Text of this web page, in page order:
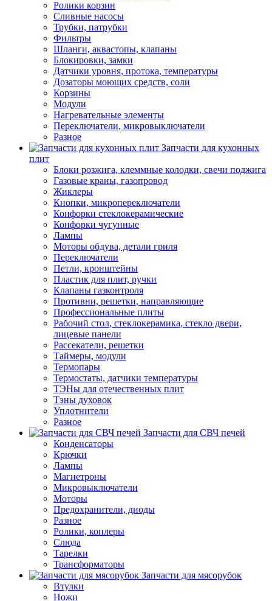
Ролики корзин
Сливные насосы
Трубки, патрубки
Фильтры
Шланги, аквастопы, клапаны
Блокировки, замки
Датчики уровня, протока, температуры
Дозаторы моющих средств, соли
Корзины
Модули
Нагревательные элементы
Переключатели, микровыключатели
Разное
Запчасти для кухонных
плит
Блоки розжига, клеммные колодки, свечи поджига
Газовые краны, газопровод
Жиклеры
Кнопки, микропереключатели
Конфорки стеклокерамические
Конфорки чугунные
Лампы
Моторы обдува, детали гриля
Переключатели
Петли, кронштейны
Пластик для плит, ручки
Клапаны газконтроля
Противни, решетки, направляющие
Профессиональные плиты
Рабочий стол, стеклокерамика, стекло двери,
лицевые панели
Рассекатели, решетки
Таймеры, модули
Термопары
Термостаты, датчики температуры
ТЭНы для отечественных плит
Тэны духовок
Уплотнители
Разное
Запчасти для СВЧ печей
Конденсаторы
Крючки
Лампы
Магнетроны
Микровыключатели
Моторы
Предохранители, диоды
Разное
Ролики, коплеры
Слюда
Тарелки
Трансформаторы
Запчасти для мясорубок
Втулки
Ножи